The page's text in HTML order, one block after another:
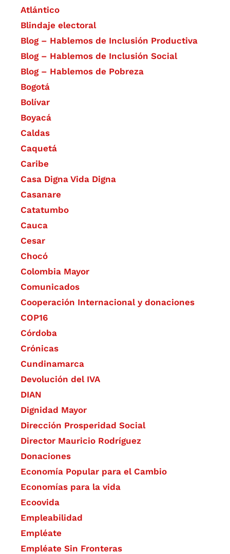
Atlántico
Blindaje electoral
Blog – Hablemos de Inclusión Productiva
Blog – Hablemos de Inclusión Social
Blog – Hablemos de Pobreza
Bogotá
Bolívar
Boyacá
Caldas
Caquetá
Caribe
Casa Digna Vida Digna
Casanare
Catatumbo
Cauca
Cesar
Chocó
Colombia Mayor
Comunicados
Cooperación Internacional y donaciones
COP16
Córdoba
Crónicas
Cundinamarca
Devolución del IVA
DIAN
Dignidad Mayor
Dirección Prosperidad Social
Director Mauricio Rodríguez
Donaciones
Economía Popular para el Cambio
Economías para la vida
Ecoovida
Empleabilidad
Empléate
Empléate Sin Fronteras